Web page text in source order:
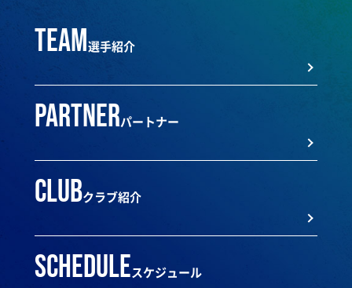
team選手紹介
partnerパートナー
clubクラブ紹介
scheduleスケジュール